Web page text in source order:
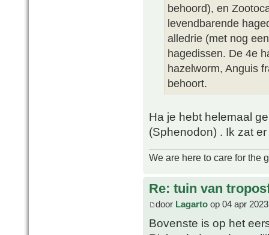
behoord), en
levendbarende
alledrie (met nog
hagedissen. De 4e
hazelworm, Anguis
behoort.
Ha je hebt helemaal
(Sphenodon) . Ik zat
We are here to care for the
Re: tuin van
door Lagarto op 04 apr
Bovenste is op het